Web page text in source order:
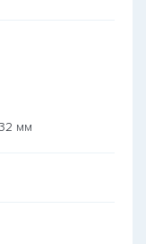
мм